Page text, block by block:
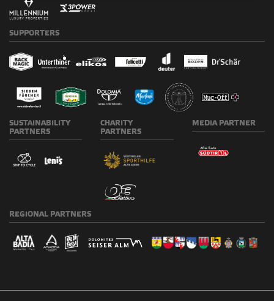
SUPPORTERS
SUSTAINABILITY
PARTNERS
CHARITY
PARTNERS
MEDIAPARTNER
REGIONAL PARTNERS